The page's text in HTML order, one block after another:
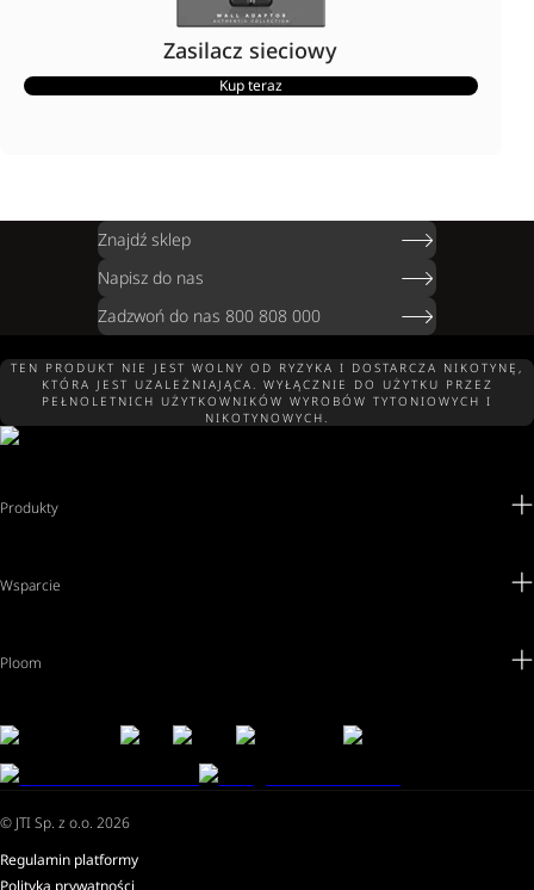
Zasilacz sieciowy
Kup teraz
Znajdź sklep
Napisz do nas
Zadzwoń do nas 800 808 000
TEN PRODUKT NIE JEST WOLNY OD RYZYKA I DOSTARCZA NIKOTYNĘ,
KTÓRA JEST UZALEŻNIAJĄCA. WYŁĄCZNIE DO UŻYTKU PRZEZ
PEŁNOLETNICH UŻYTKOWNIKÓW WYROBÓW TYTONIOWYCH I
NIKOTYNOWYCH.
Produkty
Wsparcie
Ploom
© JTI Sp. z o.o. 2026
Regulamin platformy
Polityka prywatności